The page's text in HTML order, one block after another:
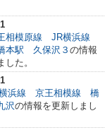
相模原線 JR横浜線
本駅 久保沢３ の情報
した。
浜線 京王相模線 橋
沢の情報を更新しまし